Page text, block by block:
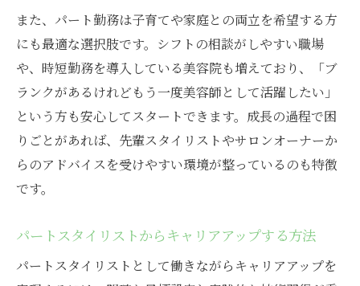
また、パート勤務は子育てや家庭との両立を希望する方
にも最適な選択肢です。シフトの相談がしやすい職場
や、時短勤務を導入している美容院も増えており、「ブ
ランクがあるけれどもう一度美容師として活躍したい」
という方も安心してスタートできます。成長の過程で困
りごとがあれば、先輩スタイリストやサロンオーナーか
らのアドバイスを受けやすい環境が整っているのも特徴
です。
パートスタイリストからキャリアアップする方法
パートスタイリストとして働きながらキャリアアップを